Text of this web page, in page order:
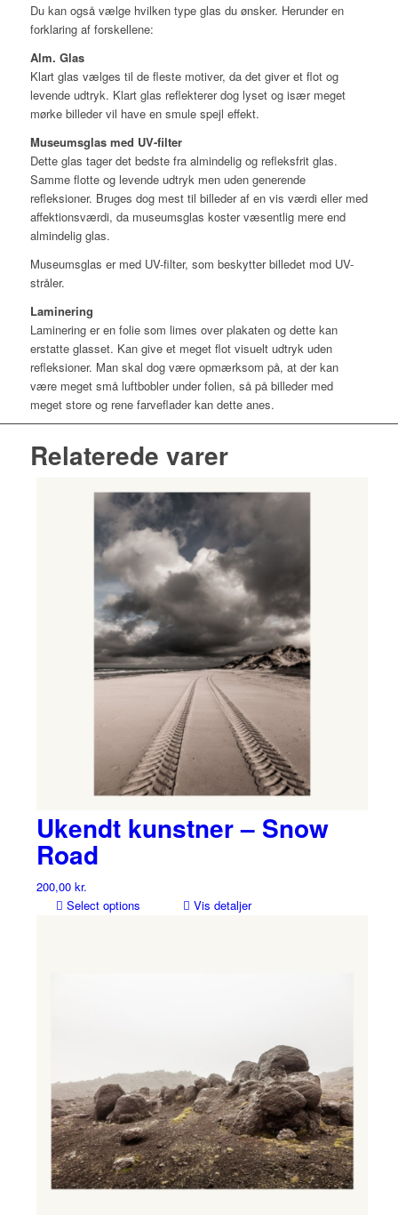
Du kan også vælge hvilken type glas du ønsker. Herunder en
forklaring af forskellene:
Alm. Glas
Klart glas vælges til de fleste motiver, da det giver et flot og
levende udtryk. Klart glas reflekterer dog lyset og især meget
mørke billeder vil have en smule spejl effekt.
Museumsglas med UV-filter
Dette glas tager det bedste fra almindelig og refleksfrit glas.
Samme flotte og levende udtryk men uden generende
refleksioner. Bruges dog mest til billeder af en vis værdi eller med
affektionsværdi, da museumsglas koster væsentlig mere end
almindelig glas.
Museumsglas er med UV-filter, som beskytter billedet mod UV-
stråler.
Laminering
Laminering er en folie som limes over plakaten og dette kan
erstatte glasset. Kan give et meget flot visuelt udtryk uden
refleksioner. Man skal dog være opmærksom på, at der kan
være meget små luftbobler under folien, så på billeder med
meget store og rene farveflader kan dette anes.
Relaterede varer
Ukendt kunstner – Snow
Road
200,00 kr.
Select options
Vis detaljer